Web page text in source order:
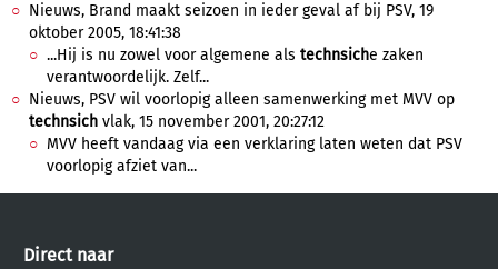
Nieuws, Brand maakt seizoen in ieder geval af bij PSV, 19
oktober 2005, 18:41:38
...Hij is nu zowel voor algemene als technsiche zaken
verantwoordelijk. Zelf...
Nieuws, PSV wil voorlopig alleen samenwerking met MVV op
technsich vlak, 15 november 2001, 20:27:12
MVV heeft vandaag via een verklaring laten weten dat PSV
voorlopig afziet van...
Direct naar